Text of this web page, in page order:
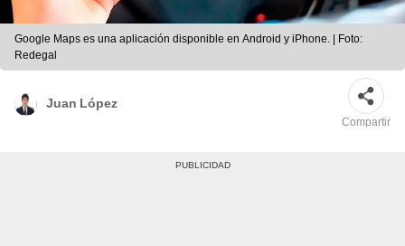
Google Maps es una aplicación disponible en Android y iPhone. | Foto:
Redegal
Juan López
Compartir